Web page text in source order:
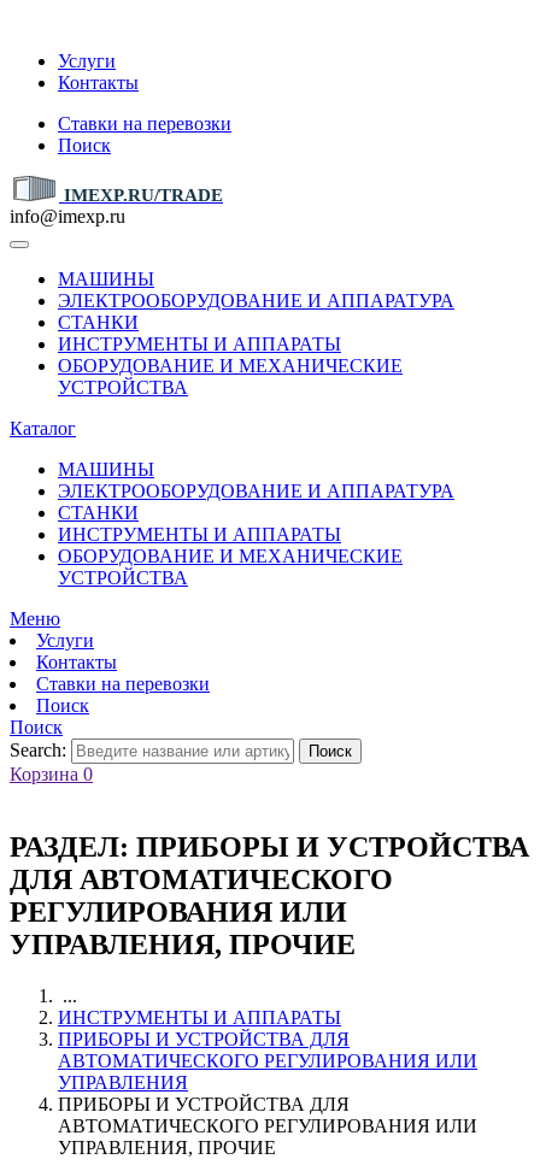
Услуги
Контакты
Ставки на перевозки
Поиск
IMEXP.RU/TRADE
info@imexp.ru
МАШИНЫ
ЭЛЕКТРООБОРУДОВАНИЕ И АППАРАТУРА
СТАНКИ
ИНСТРУМЕНТЫ И АППАРАТЫ
ОБОРУДОВАНИЕ И МЕХАНИЧЕСКИЕ
УСТРОЙСТВА
Каталог
МАШИНЫ
ЭЛЕКТРООБОРУДОВАНИЕ И АППАРАТУРА
СТАНКИ
ИНСТРУМЕНТЫ И АППАРАТЫ
ОБОРУДОВАНИЕ И МЕХАНИЧЕСКИЕ
УСТРОЙСТВА
Меню
Услуги
Контакты
Ставки на перевозки
Поиск
Поиск
Search:
Поиск
Корзина 0
РАЗДЕЛ: ПРИБОРЫ И УСТРОЙСТВА
ДЛЯ АВТОМАТИЧЕСКОГО
РЕГУЛИРОВАНИЯ ИЛИ
УПРАВЛЕНИЯ, ПРОЧИЕ
...
ИНСТРУМЕНТЫ И АППАРАТЫ
ПРИБОРЫ И УСТРОЙСТВА ДЛЯ
АВТОМАТИЧЕСКОГО РЕГУЛИРОВАНИЯ ИЛИ
УПРАВЛЕНИЯ
ПРИБОРЫ И УСТРОЙСТВА ДЛЯ
АВТОМАТИЧЕСКОГО РЕГУЛИРОВАНИЯ ИЛИ
УПРАВЛЕНИЯ, ПРОЧИЕ